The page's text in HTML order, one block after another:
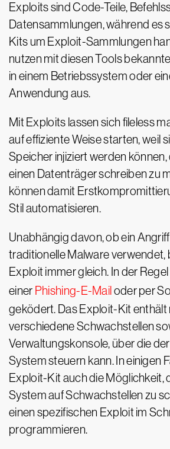
Exploits sind Code-Teile,
Datensammlungen, während es
Kits um Exploit-Sammlungen
nutzen mit diesen Tools
in einem Betriebssystem oder
Anwendung aus.
Mit Exploits lassen sich fileless
auf effiziente Weise starten, weil
Speicher injiziert werden
einen Datenträger schreiben zu
können damit
Stil automatisieren.
Unabhängig davon, ob ein
traditionelle Malware verwendet,
Exploit immer gleich. In der
einer Phishing-E-Mail oder per
geködert. Das Exploit-Kit enthält
verschiedene Schwachstellen
Verwaltungskonsole, über die
System steuern kann. In einigen
Exploit-Kit auch die Möglichkeit,
System auf Schwachstellen zu
einen spezifischen Exploit im
programmieren.